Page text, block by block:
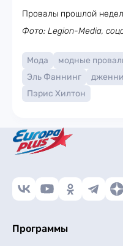
Провалы прошлой
Фото: Legion-Media,
Мода модные
Эль Фаннинг
Пэрис Хилтон
Программы